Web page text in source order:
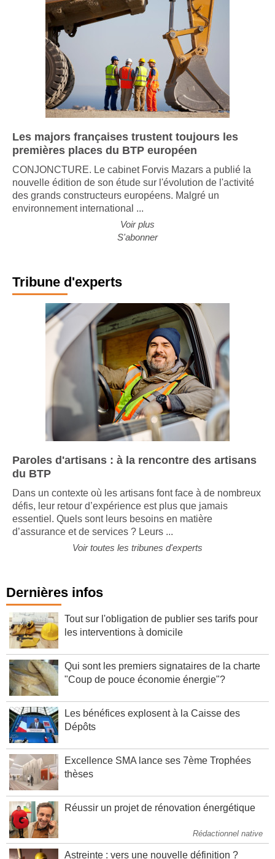
Les majors françaises trustent toujours les
premières places du BTP européen
CONJONCTURE. Le cabinet Forvis Mazars a publié la
nouvelle édition de son étude sur l'évolution de l'activité
des grands constructeurs européens. Malgré un
environnement international ...
Voir plus
S'abonner
Tribune d'experts
Paroles d'artisans : à la rencontre des artisans
du BTP
Dans un contexte où les artisans font face à de nombreux
défis, leur retour d’expérience est plus que jamais
essentiel. Quels sont leurs besoins en matière
d’assurance et de services ? Leurs ...
Voir toutes les tribunes d'experts
Dernières infos
Tout sur l'obligation de publier ses tarifs pour
les interventions à domicile
Qui sont les premiers signataires de la charte
"Coup de pouce économie énergie"?
Les bénéfices explosent à la Caisse des
Dépôts
Excellence SMA lance ses 7ème Trophées
thèses
Réussir un projet de rénovation énergétique
Rédactionnel native
Astreinte : vers une nouvelle définition ?